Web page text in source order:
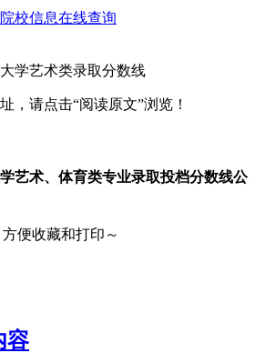
校信息在线查询
，请点击“阅读原文”浏览！
艺术、体育类专业录取投档分数线公
便收藏和打印～
容